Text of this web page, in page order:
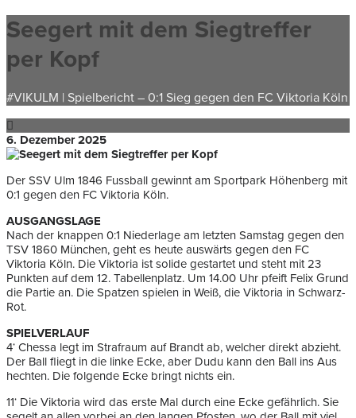
Seegert mit dem Siegtreffer
per Kopf
#VIKULM | Spielbericht – 0:1 Sieg gegen den FC Viktoria Köln
6. Dezember 2025
Der SSV Ulm 1846 Fussball gewinnt am Sportpark Höhenberg mit
0:1 gegen den FC Viktoria Köln.
AUSGANGSLAGE
Nach der knappen 0:1 Niederlage am letzten Samstag gegen den
TSV 1860 München, geht es heute auswärts gegen den FC
Viktoria Köln. Die Viktoria ist solide gestartet und steht mit 23
Punkten auf dem 12. Tabellenplatz. Um 14.00 Uhr pfeift Felix Grund
die Partie an. Die Spatzen spielen in Weiß, die Viktoria in Schwarz-
Rot.
SPIELVERLAUF
4‘ Chessa legt im Strafraum auf Brandt ab, welcher direkt abzieht.
Der Ball fliegt in die linke Ecke, aber Dudu kann den Ball ins Aus
hechten. Die folgende Ecke bringt nichts ein.
11‘ Die Viktoria wird das erste Mal durch eine Ecke gefährlich. Sie